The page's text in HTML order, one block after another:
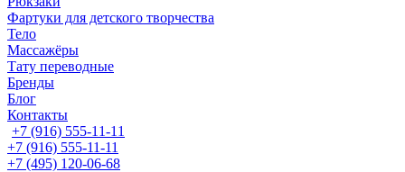
Фартуки для детского творчества
Тело
Массажёры
Тату переводные
Бренды
Блог
Контакты
+7 (916) 555-11-11
+7 (916) 555-11-11
+7 (495) 120-06-68